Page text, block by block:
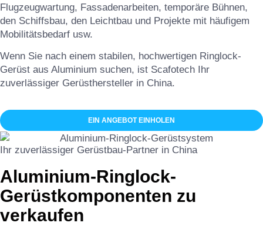
Flugzeugwartung, Fassadenarbeiten, temporäre Bühnen,
den Schiffsbau, den Leichtbau und Projekte mit häufigem
Mobilitätsbedarf usw.
Wenn Sie nach einem stabilen, hochwertigen Ringlock-
Gerüst aus Aluminium suchen, ist Scafotech Ihr
zuverlässiger Gerüsthersteller in China.
EIN ANGEBOT EINHOLEN
Ihr zuverlässiger Gerüstbau-Partner in China
Aluminium-Ringlock-
Gerüstkomponenten zu
verkaufen